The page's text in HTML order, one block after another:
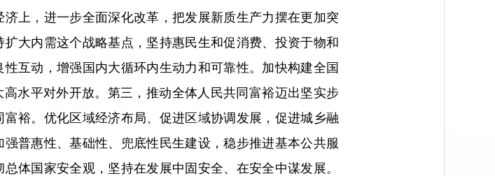
上，进一步全面深化改革，把发展新质生产力摆在更加突
大内需这个战略基点，坚持惠民生和促消费、投资于物和
互动，增强国内大循环内生动力和可靠性。加快构建全国
水平对外开放。第三，推动全体人民共同富裕迈出坚实步
裕。优化区域经济布局、促进区域协调发展，促进城乡融
普惠性、基础性、兜底性民生建设，稳步推进基本公共服
体国家安全观，坚持在发展中固安全、在安全中谋发展。